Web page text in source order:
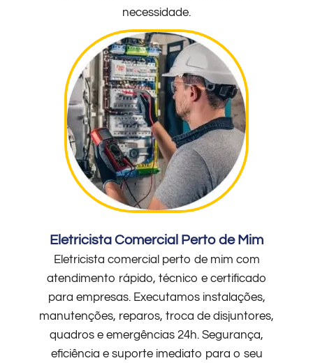
necessidade.
Eletricista Comercial Perto de Mim
Eletricista comercial perto de mim com
atendimento rápido, técnico e certificado
para empresas. Executamos instalações,
manutenções, reparos, troca de disjuntores,
quadros e emergências 24h. Segurança,
eficiência e suporte imediato para o seu